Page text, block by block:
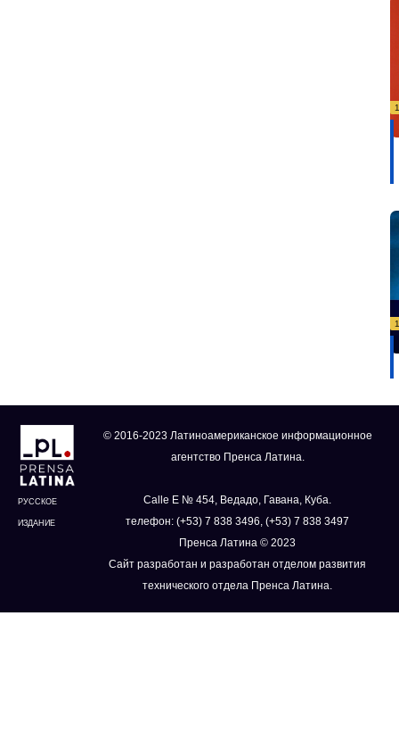
РУССКОЕ
ИЗДАНИЕ
© 2016-2023 Латиноамериканское информационное
агентство Пренса Латина.
Calle E № 454, Ведадо, Гавана, Куба.
телефон: (+53) 7 838 3496, (+53) 7 838 3497
Пренса Латина © 2023
Сайт разработан и разработан отделом развития
технического отдела Пренса Латина.